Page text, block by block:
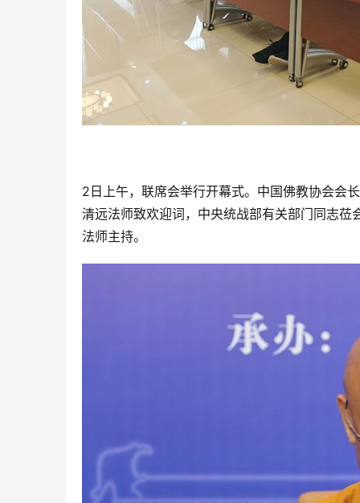
2日上午，联席会举行开幕式。中国佛教协会会
清远法师致欢迎词，中央统战部有关部门同志
法师主持。